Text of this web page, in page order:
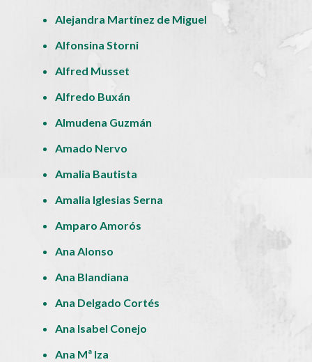
Alejandra Martínez de Miguel
Alfonsina Storni
Alfred Musset
Alfredo Buxán
Almudena Guzmán
Amado Nervo
Amalia Bautista
Amalia Iglesias Serna
Amparo Amorós
Ana Alonso
Ana Blandiana
Ana Delgado Cortés
Ana Isabel Conejo
Ana Mª Iza